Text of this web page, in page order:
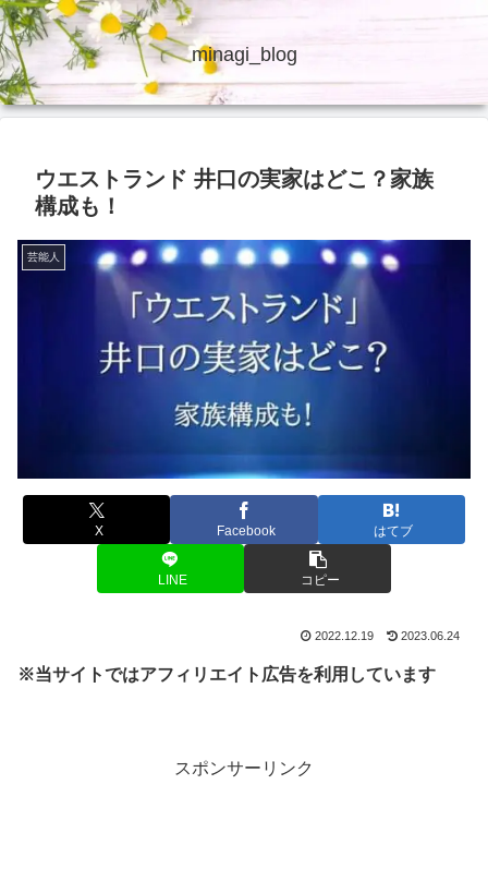
minagi_blog
ウエストランド 井口の実家はどこ？家族
構成も！
芸能人
X Facebook はてブ
LINE コピー
2022.12.19 2023.06.24
※当サイトではアフィリエイト広告を利用しています
スポンサーリンク